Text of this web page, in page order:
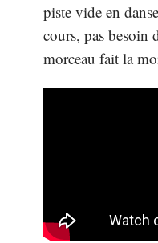
piste vide en
cours, pas besoin
morceau fait la